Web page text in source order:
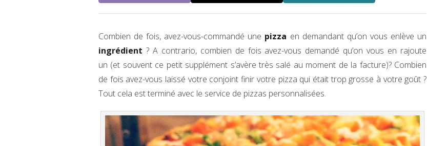
Combien de fois, avez-vous-commandé une pizza en demandant qu’on vous enlève un
ingrédient ? A contrario, combien de fois avez-vous demandé qu’on vous en rajoute
un (et souvent ce petit supplément s’avère très salé au moment de la facture)? Combien
de fois avez-vous laissé votre conjoint finir votre pizza qui était trop grosse à votre goût ?
Tout cela est terminé avec le service de pizzas personnalisées.